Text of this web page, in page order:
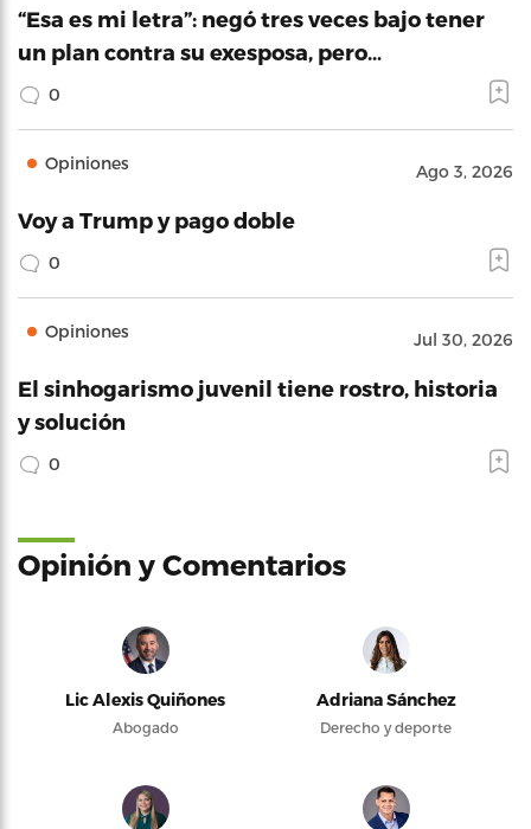
“Esa es mi letra”: negó tres veces bajo tener
un plan contra su exesposa, pero…
0
Opiniones Ago 3, 2026
Voy a Trump y pago doble
0
Opiniones Jul 30, 2026
El sinhogarismo juvenil tiene rostro, historia
y solución
0
Opinión y Comentarios
Lic Alexis Quiñones
Abogado
Adriana Sánchez
Derecho y deporte